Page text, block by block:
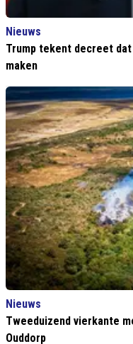
Nieuws
Trump tekent decreet
maken
Nieuws
Tweeduizend vierkante
Ouddorp